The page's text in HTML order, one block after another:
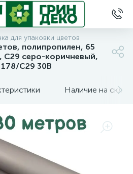
для упаковки цветов
полипропилен, 65
С29 серо-коричневый,
178/С29 30В
Наличие на